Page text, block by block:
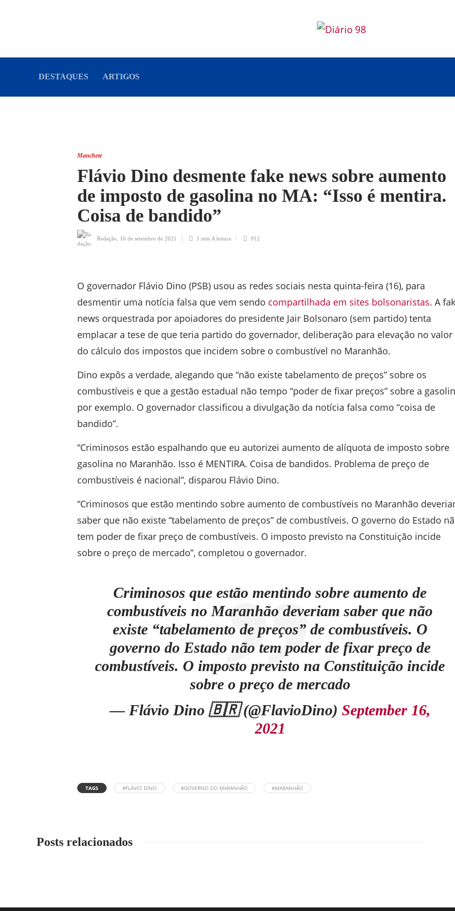
DESTAQUES ARTIGOS
Manchete
Flávio Dino desmente fake news sobre aumento
de imposto de gasolina no MA: “Isso é mentira.
Coisa de bandido”
Redação 16 de setembro de 2021 1 min A leitura 912
O governador Flávio Dino (PSB) usou as redes sociais nesta quinta-feira (16), para
desmentir uma notícia falsa que vem sendo compartilhada em sites bolsonaristas. A
news orquestrada por apoiadores do presidente Jair Bolsonaro (sem partido) tenta
emplacar a tese de que teria partido do governador, deliberação para elevação no valor
do cálculo dos impostos que incidem sobre o combustível no Maranhão.
Dino expôs a verdade, alegando que “não existe tabelamento de preços” sobre os
combustíveis e que a gestão estadual não tempo “poder de fixar preços” sobre a
por exemplo. O governador classificou a divulgação da notícia falsa como “coisa de
bandido”.
“Criminosos estão espalhando que eu autorizei aumento de alíquota de imposto sobre
gasolina no Maranhão. Isso é MENTIRA. Coisa de bandidos. Problema de preço de
combustíveis é nacional”, disparou Flávio Dino.
“Criminosos que estão mentindo sobre aumento de combustíveis no Maranhão
saber que não existe “tabelamento de preços” de combustíveis. O governo do Estado
tem poder de fixar preço de combustíveis. O imposto previsto na Constituição incide
sobre o preço de mercado”, completou o governador.
Criminosos que estão mentindo sobre aumento de
combustíveis no Maranhão deveriam saber que não
existe “tabelamento de preços” de combustíveis. O
governo do Estado não tem poder de fixar preço de
combustíveis. O imposto previsto na Constituição incide
sobre o preço de mercado
— Flávio Dino 🇧🇷 (@FlavioDino) September 16,
2021
TAGS #FLÁVIO DINO #GOVERNO DO MARANHÃO #MARANHÃO
Posts relacionados